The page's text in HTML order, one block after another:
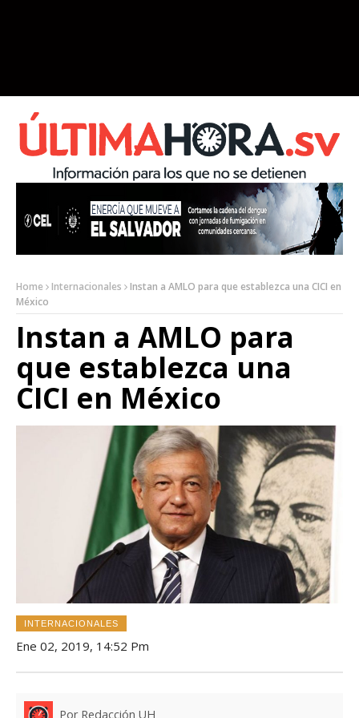
Home Internacionales
Instan a AMLO para que establezca una CICI en
México
Instan a AMLO para
que establezca una
CICI en México
INTERNACIONALES
Ene 02, 2019, 14:52 Pm
Por Redacción UH